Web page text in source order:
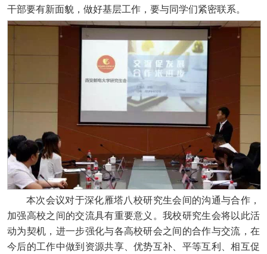
干部要有新面貌，做好基层工作，要与同学们紧密联系。
本次会议对于深化雁塔八校研究生会间的沟通与合作，
加强高校之间的交流具有重要意义。我校研究生会将以此活
动为契机，进一步强化与各高校研会之间的合作与交流，在
今后的工作中做到资源共享、优势互补、平等互利、相互促